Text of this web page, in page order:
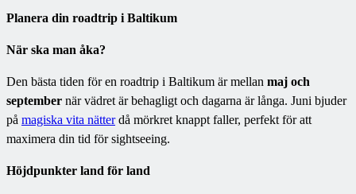
Planera din roadtrip i Baltikum
När ska man åka?
Den bästa tiden för en roadtrip i Baltikum är mellan maj och
september när vädret är behagligt och dagarna är långa. Juni bjuder
på magiska vita nätterdå mörkret knappt faller, perfekt för att
maximera din tid för sightseeing.
Höjdpunkter land för land